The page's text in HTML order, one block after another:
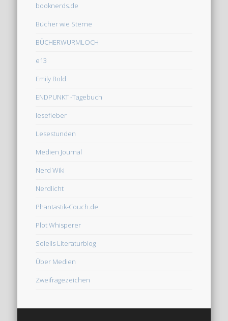
booknerds.de
Bücher wie Sterne
BÜCHERWURMLOCH
e13
Emily Bold
ENDPUNKT -Tagebuch
lesefieber
Lesestunden
Medien Journal
Nerd Wiki
Nerdlicht
Phantastik-Couch.de
Plot Whisperer
Soleils Literaturblog
Über Medien
Zweifragezeichen